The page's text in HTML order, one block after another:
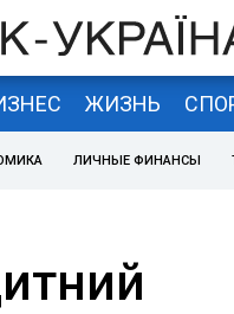
ЖИЗНЬ
ЛИЧНЫЕ ФИНАНСЫ